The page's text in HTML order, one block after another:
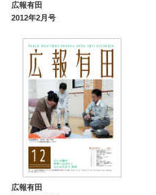
広報有田
2012年2月号
広報有田